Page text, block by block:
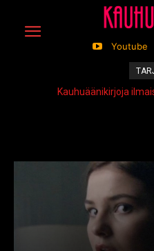
Youtube
Kauhuäänikirjoja